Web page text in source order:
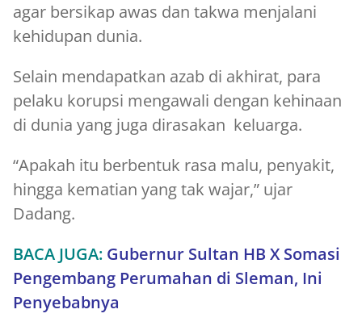
agar bersikap awas dan takwa menjalani
kehidupan dunia.
Selain mendapatkan azab di akhirat, para
pelaku korupsi mengawali dengan kehinaan
di dunia yang juga dirasakan keluarga.
“Apakah itu berbentuk rasa malu, penyakit,
hingga kematian yang tak wajar,” ujar
Dadang.
BACA JUGA: Gubernur Sultan HB X Somasi
Pengembang Perumahan di Sleman, Ini
Penyebabnya